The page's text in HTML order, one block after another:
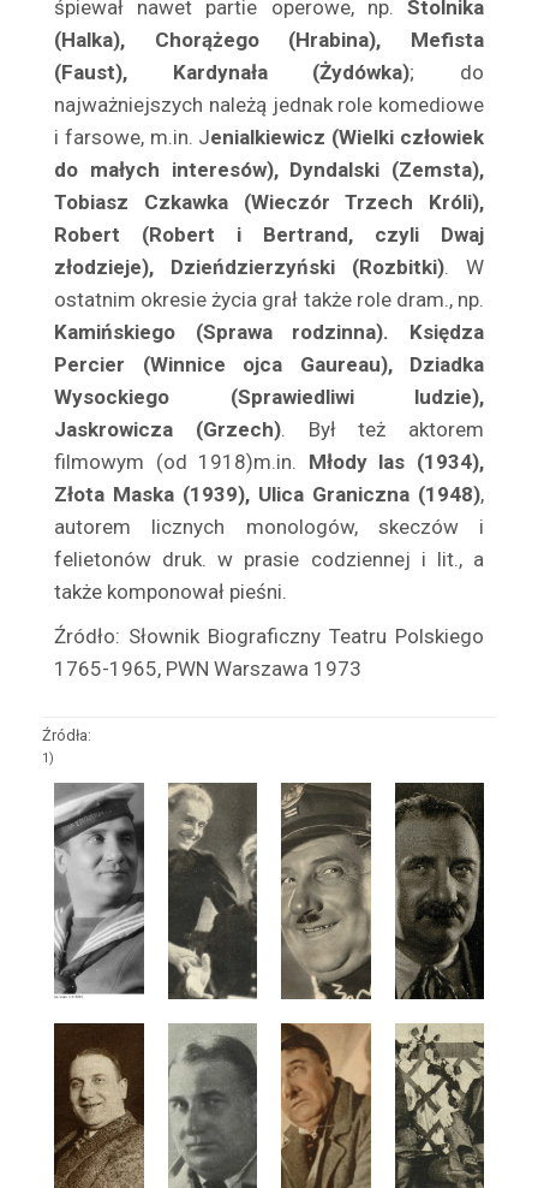
Bogucka Aniela
Bogucki Andrzej
Bogusiński Aleksander
Bogusławski Marian
Boguszewska Maria
Bohdańska Teodozja
Bohuss-Hellerowa Irena
Bohuszówna Janina
Bojar – Przemieniecka Maria
Bojarska Ludmiła
Bojnarowski Wiktor
Bolko Bolesław
Bologna Carlotta
Bolska Niuta
Bonacka Ewa
Bonarówna Lili
Bończa Wanda
Bończa – Tomaszewski Zygmunt
Bonecki Jan
Borey Anna
Borkowski Witold
Borkowski Zbigniew
Borońska Jadwiga
Boroński Jerzy
Borowska Irena
Borowski Henryk
Borowski Karol
Borowy Mieczysław
Borska Albina
Bortnowska Helena
Borton Mila
Borucki Gwidon
śpiewał nawet partie operowe, np. Stolnika
(Halka), Chorążego (Hrabina), Mefista
(Faust), Kardynała (Żydówka); do
najważniejszych należą jednak role kome­diowe
i farsowe, m.in. Jenialkiewicz (Wielki człowiek
do małych interesów), Dyndalski (Zemsta),
Tobiasz Czkawka (Wieczór Trzech Króli),
Robert (Robert i Bertrand, czyli Dwaj
złodzieje), Dzieńdzierzyński (Rozbitki). W
ostatnim okresie życia grał także role dram., np.
Kamińskiego (Sprawa rodzinna). Księdza
Percier (Winnice ojca Gaureau), Dziadka
Wysockiego (Sprawiedliwi ludzie),
Jaskrowicza (Grzech). Był też aktorem
filmowym (od 1918)m.in. Młody las (1934),
Złota Maska (1939), Ulica Graniczna (1948),
autorem licznych monologów, skeczów i
felietonów druk. w prasie codziennej i lit., a
także komponował pieśni.
Źródło: Słownik Biograficzny Teatru Polskiego
1765-1965, PWN Warszawa 1973
Źródła:
1)